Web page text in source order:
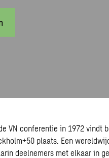
VN conferentie in 1972 vindt
plaats. Een
deelnemers met elkaar in